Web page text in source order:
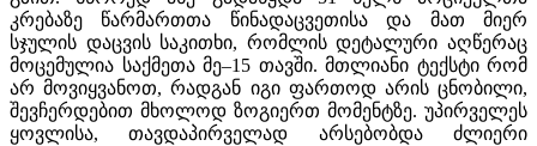
კრებაზე წარმართთა წინადაცვეთისა და მათ მიერ
სჯულის დაცვის საკითხი, რომლის დეტალური აღწერაც
მოცემულია საქმეთა მე–15 თავში. მთლიანი ტექსტი რომ
არ მოვიყვანოთ, რადგან იგი ფართოდ არის ცნობილი,
შევჩერდებით მხოლოდ ზოგიერთ მომენტზე. უპირველეს
ყოვლისა, თავდაპირველად არსებობდა ძლიერი